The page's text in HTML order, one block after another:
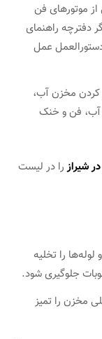
موتورهای فن
دفترچه راهنمای
عمل
کردن مخزن آب،
آب، فن و خنک
شیرازرا در لیست
را تخلیه
جلوگیری شود.
مخزن را تمیز